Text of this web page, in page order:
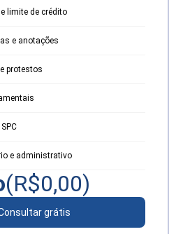
limite de crédito
e anotações
protestos
e administrativo
(R$0,00)
grátis